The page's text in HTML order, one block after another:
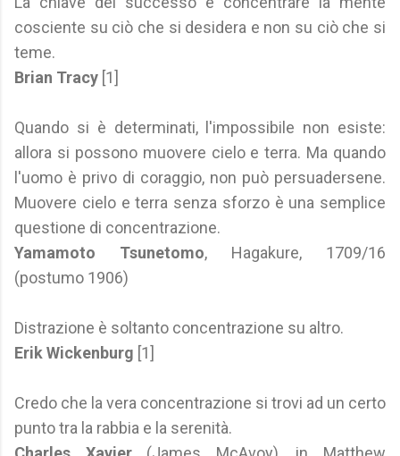
cosciente su ciò che si desidera e non su ciò che si
teme.
Brian Tracy [1]
Quando si è determinati, l'impossibile non esiste:
allora si possono muovere cielo e terra. Ma quando
l'uomo è privo di coraggio, non può persuadersene.
Muovere cielo e terra senza sforzo è una semplice
questione di concentrazione.
Yamamoto Tsunetomo, Hagakure, 1709/16
(postumo 1906)
Distrazione è soltanto concentrazione su altro.
Erik Wickenburg [1]
Credo che la vera concentrazione si trovi ad un certo
punto tra la rabbia e la serenità.